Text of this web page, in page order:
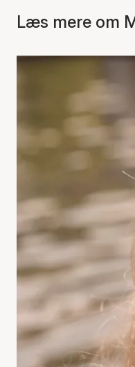
Læs mere om